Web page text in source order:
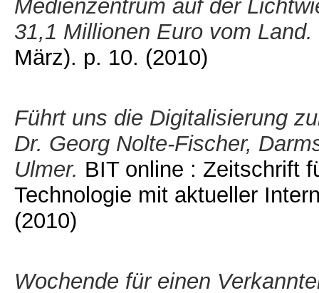
Medienzentrum auf der
31,1 Millionen Euro vom Land.
März). p. 10. (2010)
Führt uns die Digitalisierung
Dr. Georg Nolte-Fischer,
Ulmer. BIT online : Zeitschrift
Technologie mit aktueller
(2010)
Wochende für einen